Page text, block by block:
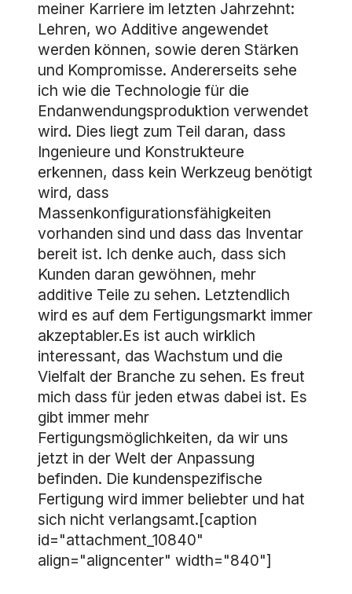
meiner Karriere im letzten Jahrzehnt:
Lehren, wo Additive angewendet
werden können, sowie deren Stärken
und Kompromisse. Andererseits sehe
ich wie die Technologie für die
Endanwendungsproduktion verwendet
wird. Dies liegt zum Teil daran, dass
Ingenieure und Konstrukteure
erkennen, dass kein Werkzeug benötigt
wird, dass
Massenkonfigurationsfähigkeiten
vorhanden sind und dass das Inventar
bereit ist. Ich denke auch, dass sich
Kunden daran gewöhnen, mehr
additive Teile zu sehen. Letztendlich
wird es auf dem Fertigungsmarkt immer
akzeptabler.Es ist auch wirklich
interessant, das Wachstum und die
Vielfalt der Branche zu sehen. Es freut
mich dass für jeden etwas dabei ist. Es
gibt immer mehr
Fertigungsmöglichkeiten, da wir uns
jetzt in der Welt der Anpassung
befinden. Die kundenspezifische
Fertigung wird immer beliebter und hat
sich nicht verlangsamt.[caption
id="attachment_10840"
align="aligncenter" width="840"]